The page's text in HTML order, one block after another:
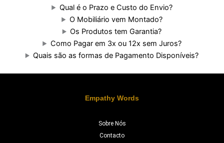
Qual é o Prazo e Custo do Envio?
O Mobiliário vem Montado?
Os Produtos tem Garantia?
Como Pagar em 3x ou 12x sem Juros?
Quais são as formas de Pagamento Disponíveis?
Empathy Words
Sobre Nós
Contacto